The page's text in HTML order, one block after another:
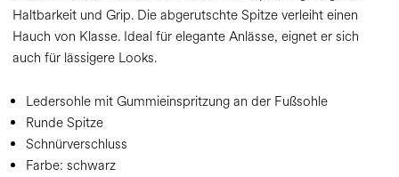
Haltbarkeit und Grip. Die abgerutschte Spitze verleiht einen
Hauch von Klasse. Ideal für elegante Anlässe, eignet er sich
auch für lässigere Looks.
Ledersohle mit Gummieinspritzung an der Fußsohle
Runde Spitze
Schnürverschluss
Farbe: schwarz